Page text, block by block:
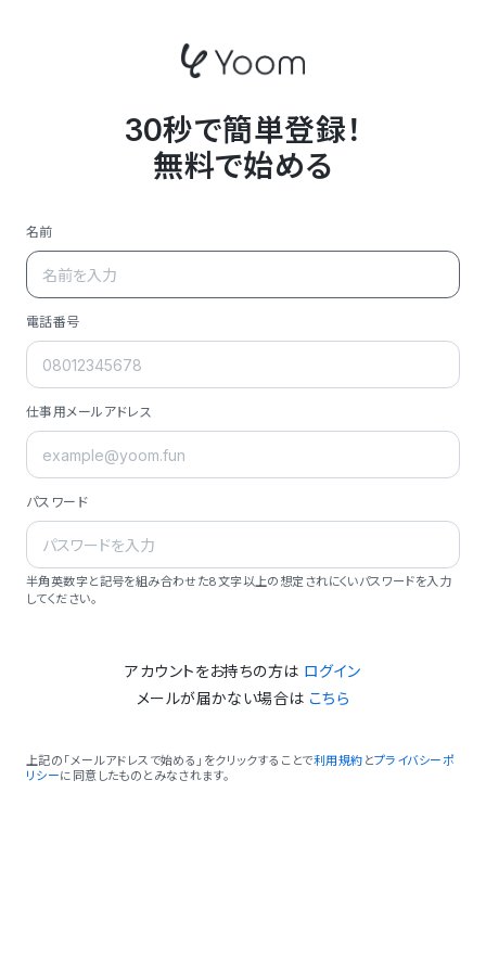
30秒で簡単登録！
無料で始める
名前
電話番号
仕事用メールアドレス
パスワード
半角英数字と記号を組み合わせた8文字以上の想定されにくいパスワードを入力
してください。
アカウントをお持ちの方は ログイン
メールが届かない場合は こちら
上記の「メールアドレスで始める」をクリックすることで利用規約 とプライバシーポ
リシーに同意したものとみなされます。